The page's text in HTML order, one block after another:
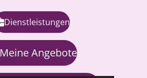
Dienstleistungen
Meine Angebote